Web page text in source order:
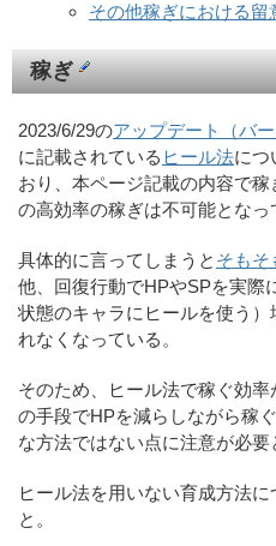
その他稼ぎにおける留
稼ぎ
2023/6/29のアップデート（バー
に記載されている ヒール法につ
おり、本ページ記載の内容で
の高効率の稼ぎは不可能となっ
具体的に言ってしまうと そもそ
他、回復行動でHPやSPを実際
状態のキャラにヒールを使う
れなくなっている。
そのため、ヒール法で稼ぐ効
の手段でHPを減らしながら稼
な方法ではない点に注意が必要
ヒール法を用いない育成方法に
と。